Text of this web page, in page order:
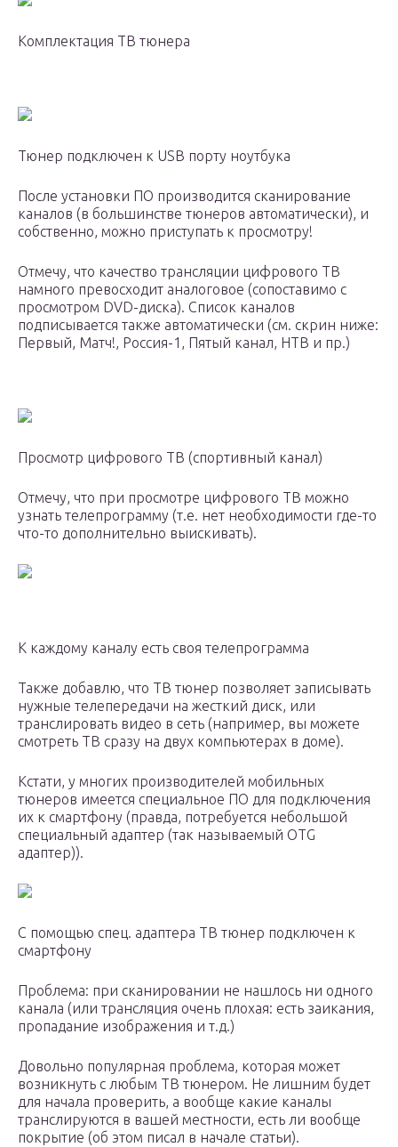
Комплектация ТВ тюнера
Тюнер подключен к USB порту ноутбука
После установки ПО производится сканирование
каналов (в большинстве тюнеров автоматически), и
собственно, можно приступать к просмотру!
Отмечу, что качество трансляции цифрового ТВ
намного превосходит аналоговое (сопоставимо с
просмотром DVD-диска). Список каналов
подписывается также автоматически (см. скрин ниже:
Первый, Матч!, Россия-1, Пятый канал, НТВ и пр.)
Просмотр цифрового ТВ (спортивный канал)
Отмечу, что при просмотре цифрового ТВ можно
узнать телепрограмму (т.е. нет необходимости где-то
что-то дополнительно выискивать).
К каждому каналу есть своя телепрограмма
Также добавлю, что ТВ тюнер позволяет записывать
нужные телепередачи на жесткий диск, или
транслировать видео в сеть (например, вы можете
смотреть ТВ сразу на двух компьютерах в доме).
Кстати, у многих производителей мобильных
тюнеров имеется специальное ПО для подключения
их к смартфону (правда, потребуется небольшой
специальный адаптер (так называемый OTG
адаптер)).
С помощью спец. адаптера ТВ тюнер подключен к
смартфону
Проблема: при сканировании не нашлось ни одного
канала (или трансляция очень плохая: есть заикания,
пропадание изображения и т.д.)
Довольно популярная проблема, которая может
возникнуть с любым ТВ тюнером. Не лишним будет
для начала проверить, а вообще какие каналы
транслируются в вашей местности, есть ли вообще
покрытие (об этом писал в начале статьи).